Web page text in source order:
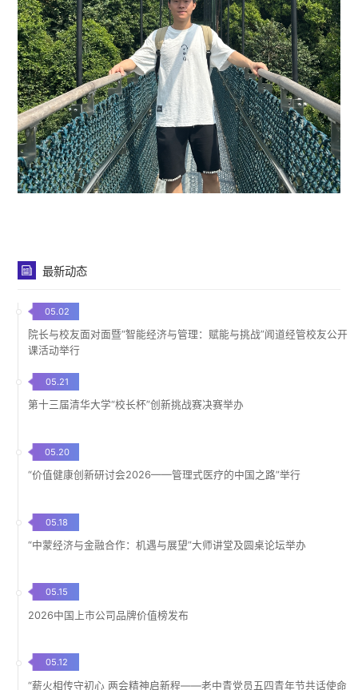
最新动态
05.02
院长与校友面对面暨“智能经济与管理：赋能与挑战”闻道经管校友公开
课活动举行
05.21
第十三届清华大学“校长杯”创新挑战赛决赛举办
05.20
“价值健康创新研讨会2026——管理式医疗的中国之路”举行
05.18
“中蒙经济与金融合作：机遇与展望”大师讲堂及圆桌论坛举办
05.15
2026中国上市公司品牌价值榜发布
05.12
“薪火相传守初心 两会精神启新程——老中青党员五四青年节共话使命